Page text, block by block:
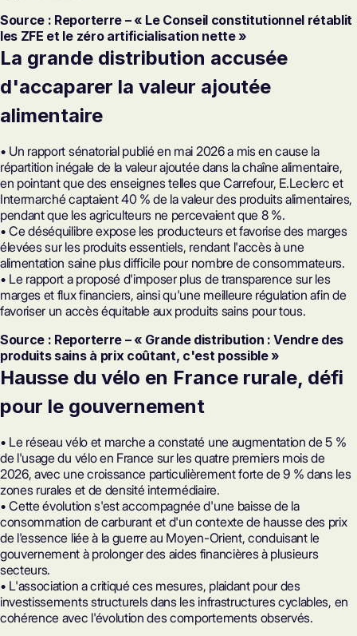
Source : Reporterre – « Le Conseil constitutionnel rétablit
les ZFE et le zéro artificialisation nette »
La grande distribution accusée
d'accaparer la valeur ajoutée
alimentaire
• Un rapport sénatorial publié en mai 2026 a mis en cause la
répartition inégale de la valeur ajoutée dans la chaîne alimentaire,
en pointant que des enseignes telles que Carrefour, E.Leclerc et
Intermarché captaient 40 % de la valeur des produits alimentaires,
pendant que les agriculteurs ne percevaient que 8 %.
• Ce déséquilibre expose les producteurs et favorise des marges
élevées sur les produits essentiels, rendant l'accès à une
alimentation saine plus difficile pour nombre de consommateurs.
• Le rapport a proposé d'imposer plus de transparence sur les
marges et flux financiers, ainsi qu'une meilleure régulation afin de
favoriser un accès équitable aux produits sains pour tous.
Source : Reporterre – « Grande distribution : Vendre des
produits sains à prix coûtant, c'est possible »
Hausse du vélo en France rurale, défi
pour le gouvernement
• Le réseau vélo et marche a constaté une augmentation de 5 %
de l'usage du vélo en France sur les quatre premiers mois de
2026, avec une croissance particulièrement forte de 9 % dans les
zones rurales et de densité intermédiaire.
• Cette évolution s'est accompagnée d'une baisse de la
consommation de carburant et d'un contexte de hausse des prix
de l'essence liée à la guerre au Moyen-Orient, conduisant le
gouvernement à prolonger des aides financières à plusieurs
secteurs.
• L'association a critiqué ces mesures, plaidant pour des
investissements structurels dans les infrastructures cyclables, en
cohérence avec l'évolution des comportements observés.